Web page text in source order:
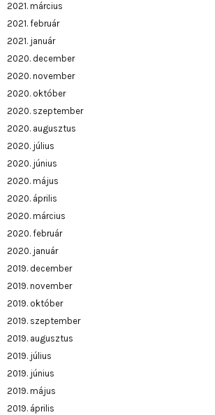
2021. március
2021. február
2021. január
2020. december
2020. november
2020. október
2020. szeptember
2020. augusztus
2020. július
2020. június
2020. május
2020. április
2020. március
2020. február
2020. január
2019. december
2019. november
2019. október
2019. szeptember
2019. augusztus
2019. július
2019. június
2019. május
2019. április